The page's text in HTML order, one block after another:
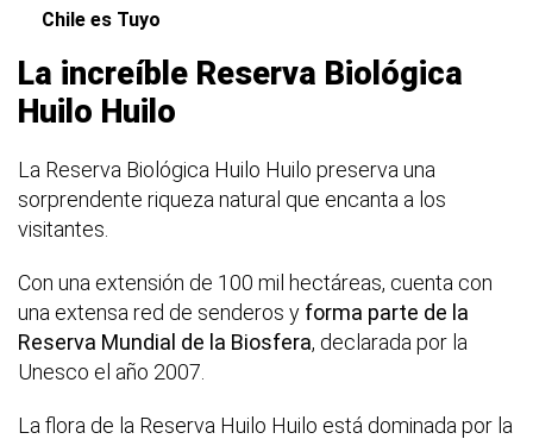
Chile es Tuyo
La increíble Reserva Biológica
Huilo Huilo
La Reserva Biológica Huilo Huilo preserva una
sorprendente riqueza natural que encanta a los
visitantes.
Con una extensión de 100 mil hectáreas, cuenta con
una extensa red de senderos y forma parte de la
Reserva Mundial de la Biosfera, declarada por la
Unesco el año 2007.
La flora de la Reserva Huilo Huilo está dominada por la